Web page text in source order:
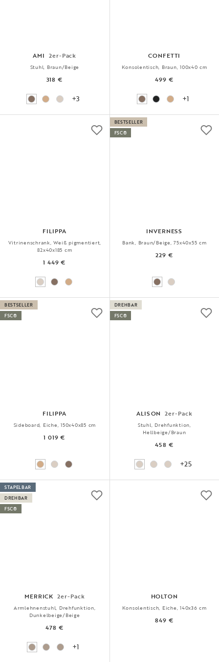
AMI 2er-Pack
Stuhl, Braun/Beige
318 €
+3
CONFETTI
Konsolentisch, Braun, 100x40 cm
499 €
+1
FILIPPA
Vitrinenschrank, Weiß pigmentiert,
82x40x185 cm
1 449 €
INVERNESS
Bank, Braun/Beige, 75x40x55 cm
229 €
BESTSELLER
FSC®
FILIPPA
Sideboard, Eiche, 150x40x85 cm
1 019 €
BESTSELLER
FSC®
ALISON 2er-Pack
Stuhl, Drehfunktion,
Hellbeige/Braun
458 €
+25
DREHBAR
FSC®
MERRICK 2er-Pack
Armlehnenstuhl, Drehfunktion,
Dunkelbeige/Beige
478 €
+1
STAPELBAR
DREHBAR
FSC®
HOLTON
Konsolentisch, Eiche, 140x36 cm
849 €